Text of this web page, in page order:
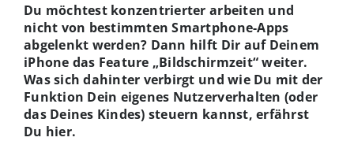
Du möchtest konzentrierter arbeiten und
nicht von bestimmten Smartphone-Apps
abgelenkt werden? Dann hilft Dir auf Deinem
iPhone das Feature „Bildschirmzeit“ weiter.
Was sich dahinter verbirgt und wie Du mit der
Funktion Dein eigenes Nutzerverhalten (oder
das Deines Kindes) steuern kannst, erfährst
Du hier.